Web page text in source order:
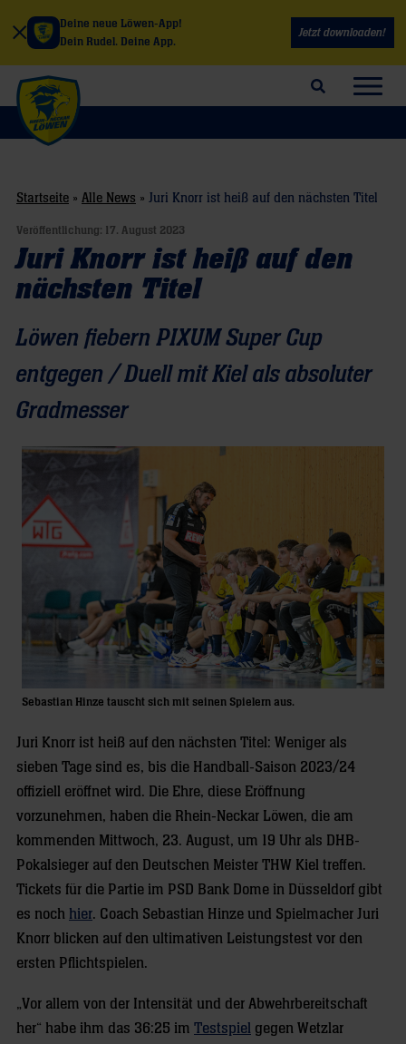
Deine neue Löwen-App!
Dein Rudel. Deine App.
Jetzt downloaden!
Suchfeld öffnen
Startseite » Alle News » Juri Knorr ist heiß auf den nächsten Titel
Veröffentlichung: 17. August 2023
Juri Knorr ist heiß auf den
nächsten Titel
Löwen fiebern PIXUM Super Cup
entgegen / Duell mit Kiel als absoluter
Gradmesser
Sebastian Hinze tauscht sich mit seinen Spielern aus.
Juri Knorr ist heiß auf den nächsten Titel: Weniger als
sieben Tage sind es, bis die Handball-Saison 2023/24
offiziell eröffnet wird. Die Ehre, diese Eröffnung
vorzunehmen, haben die Rhein-Neckar Löwen, die am
kommenden Mittwoch, 23. August, um 19 Uhr als DHB-
Pokalsieger auf den Deutschen Meister THW Kiel treffen.
Tickets für die Partie im PSD Bank Dome in Düsseldorf gibt
es noch hier. Coach Sebastian Hinze und Spielmacher Juri
Knorr blicken auf den ultimativen Leistungstest vor den
ersten Pflichtspielen.
„Vor allem von der Intensität und der Abwehrbereitschaft
her“ habe ihm das 36:25 im Testspiel gegen Wetzlar